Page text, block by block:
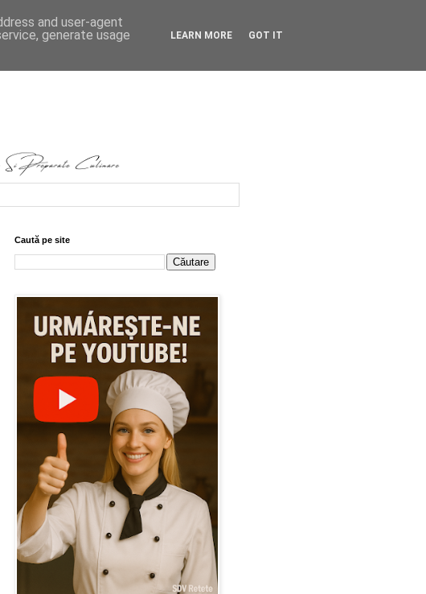
Caută pe site
and user-agent
generate usage
LEARN MORE GOT IT